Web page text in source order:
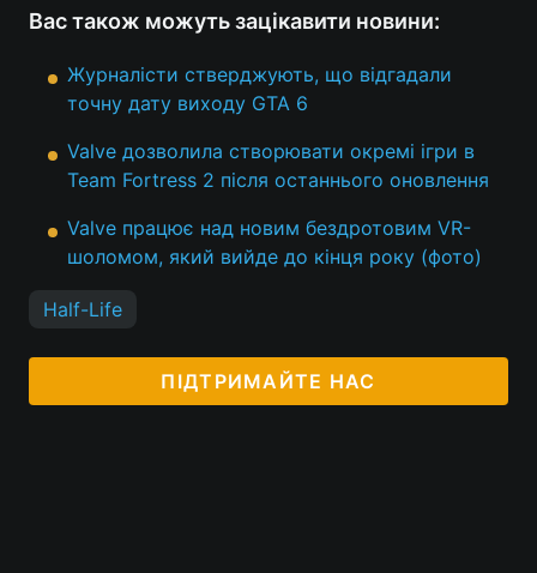
Вас також можуть зацікавити новини:
Журналісти стверджують, що відгадали
точну дату виходу GTA 6
Valve дозволила створювати окремі ігри в
Team Fortress 2 після останнього оновлення
Valve працює над новим бездротовим VR-
шоломом, який вийде до кінця року (фото)
Half-Life
ПІДТРИМАЙТЕ НАС